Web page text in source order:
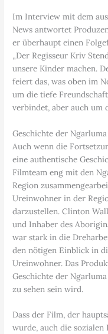
Im Interview mit dem
News antwortet
er überhaupt einen
„Der Regisseur Kriv
unsere Kinder machen.
feiert das, was oben im
um die tiefe
verbindet, aber auch um
Geschichte der Ngarluma
Auch wenn die
eine authentische
Filmteam eng mit den
Region
Ureinwohner in der
darzustellen. Clinton
und Inhaber des
war stark in die
den nötigen Einblick in
Ureinwohner. Das
Geschichte der
zu sehen sein wird.
Dass der Film, der
wurde, auch die